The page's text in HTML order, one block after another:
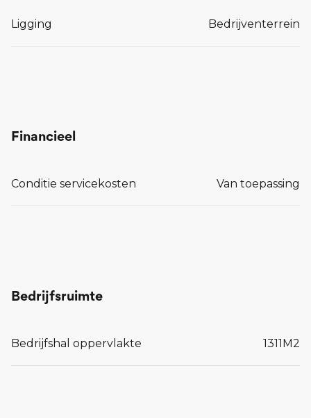
Ligging Bedrijventerrein
Financieel
Conditie servicekosten Van toepassing
Bedrijfsruimte
Bedrijfshal oppervlakte 1311 M2